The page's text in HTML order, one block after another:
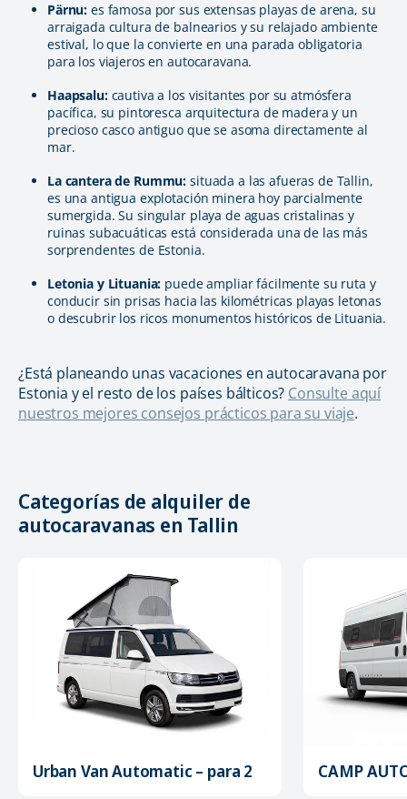
Pärnu: es famosa por sus extensas playas de arena, su
arraigada cultura de balnearios y su relajado ambiente
estival, lo que la convierte en una parada obligatoria
para los viajeros en autocaravana.
Haapsalu:cautiva a los visitantes por su atmósfera
pacífica, su pintoresca arquitectura de madera y un
precioso casco antiguo que se asoma directamente al
mar.
La cantera de Rummu: situada a las afueras de Tallin,
es una antigua explotación minera hoy parcialmente
sumergida. Su singular playa de aguas cristalinas y
ruinas subacuáticas está considerada una de las más
sorprendentes de Estonia.
Letonia y Lituania: puede ampliar fácilmente su ruta y
conducir sin prisas hacia las kilométricas playas letonas
o descubrir los ricos monumentos históricos de Lituania.
¿Está planeando unas vacaciones en autocaravana por
Estonia y el resto de los países bálticos? Consulte aquí
nuestros mejores consejos prácticos para su viaje.
Categorías de alquiler de
autocaravanas en Tallin
Urban Van Automatic – para 2 CAMP